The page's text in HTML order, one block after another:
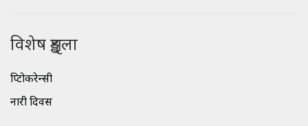
विशेष शृङ्खला
क्रिप्टोकरेन्सी
नारी दिवस